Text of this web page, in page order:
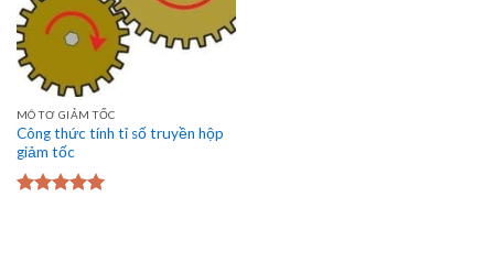
MÔ TƠ GIẢM TỐC
Công thức tính tỉ số truyền hộp
giảm tốc